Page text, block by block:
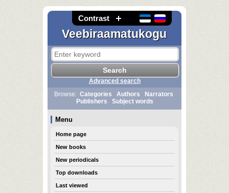
Contrast
Veebiraamatukogu
Advanced search
Browse: Categories Authors
Narrators
Publishers
Subject words
Menu
Home page
New books
New periodicals
Top downloads
Last viewed